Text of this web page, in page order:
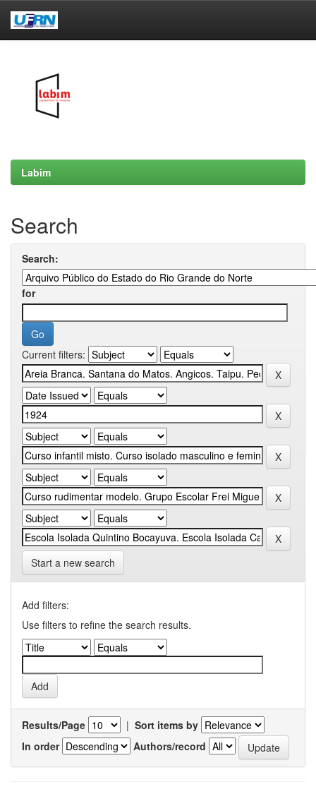
Labim
Search
Search:
for
Current filters:
Start a new search
Add filters:
Use filters to refine the search results.
Results/Page | Sort items by
In order
Authors/record